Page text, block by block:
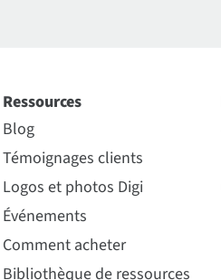
Ressources
Blog
Témoignages clients
Logos et photos Digi
Événements
Comment acheter
Bibliothèque de ressources